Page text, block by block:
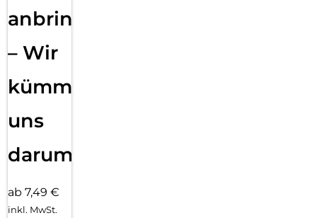
anbringen
– Wir
kümmern
uns
darum!
ab 7,49 €
inkl. MwSt.